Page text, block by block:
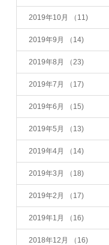
2019年10月 （11)
2019年9月 （14)
2019年8月 （23)
2019年7月 （17)
2019年6月 （15)
2019年5月 （13)
2019年4月 （14)
2019年3月 （18)
2019年2月 （17)
2019年1月 （16)
2018年12月 （16)